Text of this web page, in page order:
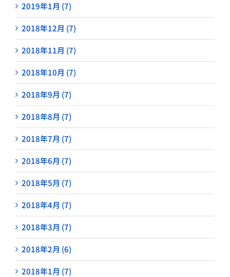
2019年1月 (7)
2018年12月 (7)
2018年11月 (7)
2018年10月 (7)
2018年9月 (7)
2018年8月 (7)
2018年7月 (7)
2018年6月 (7)
2018年5月 (7)
2018年4月 (7)
2018年3月 (7)
2018年2月 (6)
2018年1月 (7)